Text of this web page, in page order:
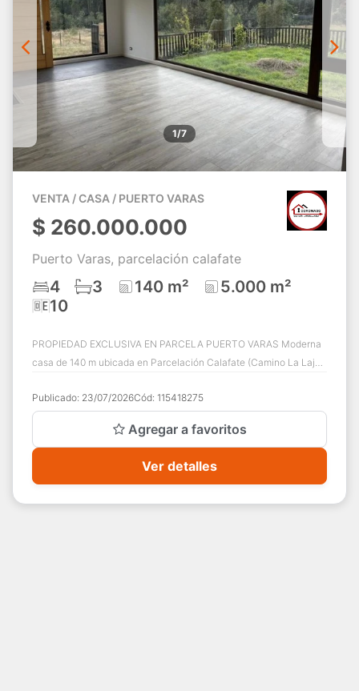
1/7
VENTA / CASA / PUERTO VARAS
$ 260.000.000
Puerto Varas, parcelación calafate
4 3 140 m²
5.000 m²
10
PROPIEDAD EXCLUSIVA EN PARCELA PUERTO VARAS Moderna
casa de 140 m ubicada en Parcelación Calafate (Camino La Laja),
Publicado: 23/07/2026Cód: 115418275
Agregar a favoritos
Ver detalles